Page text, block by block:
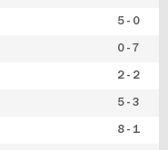
5 - 0
0 - 7
2 - 2
5 - 3
8 - 1